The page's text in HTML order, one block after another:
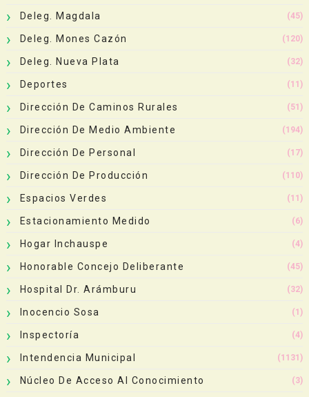
Deleg. Magdala (45)
Deleg. Mones Cazón (120)
Deleg. Nueva Plata (32)
Deportes (11)
Dirección De Caminos Rurales (51)
Dirección De Medio Ambiente (194)
Dirección De Personal (17)
Dirección De Producción (110)
Espacios Verdes (11)
Estacionamiento Medido (6)
Hogar Inchauspe (4)
Honorable Concejo Deliberante (45)
Hospital Dr. Arámburu (32)
Inocencio Sosa (1)
Inspectoría (4)
Intendencia Municipal (1131)
Núcleo De Acceso Al Conocimiento (3)